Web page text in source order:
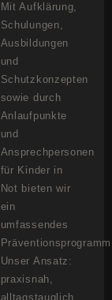
Mit Aufklärung,
Schulungen,
Ausbildungen
und
Schutzkonzepten
sowie durch
Anlaufpunkte
und
Ansprechpersonen
für Kinder in
Not bieten wir
ein
umfassendes
Unser Ansatz:
praxisnah,
alltagstauglich